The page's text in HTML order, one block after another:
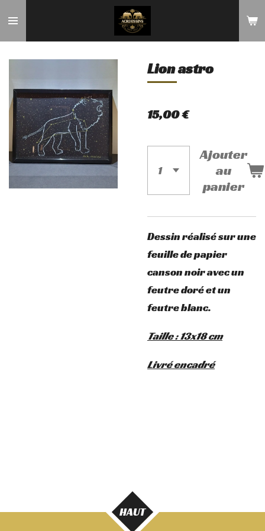
Passer
Lion astro
15,00 €
Ajouter
au
panier
Dessin réalisé sur une
feuille de papier
canson noir avec un
feutre doré et un
feutre blanc.
Taille : 13x18 cm
Livré encadré
HAUT